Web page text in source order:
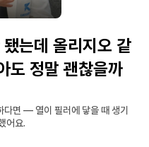
는데 올리지오 같
도 정말 괜찮을까
다면 — 열이 필러에 닿을 때 생기
어요.